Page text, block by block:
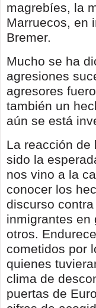
magrebíes, la
Marruecos, en
Bremer.
Mucho se ha
agresiones
agresores
también un
aún se está
La reacción de
sido la
nos vino a la
conocer los
discurso
inmigrantes en
otros.
cometidos por
quienes
clima de
puertas de